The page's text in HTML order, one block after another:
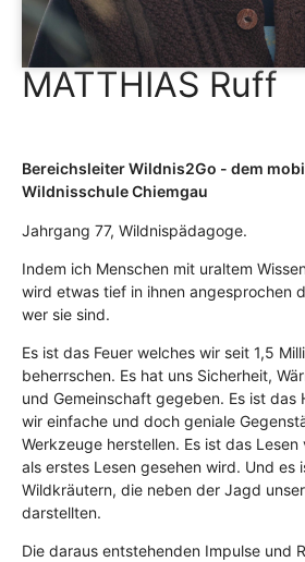
MATTHIAS Ruff
Bereichsleiter Wildnis2Go - dem
Wildnisschule Chiemgau
Jahrgang 77, Wildnispädagoge.
Indem ich Menschen mit uraltem
wird etwas tief in ihnen angesprochen
wer sie sind.
Es ist das Feuer welches wir seit 1,5
beherrschen. Es hat uns Sicherheit,
und Gemeinschaft gegeben. Es ist das
wir einfache und doch geniale
Werkzeuge herstellen. Es ist das
als erstes Lesen gesehen wird. Und es
Wildkräutern, die neben der Jagd
darstellten.
Die daraus entstehenden Impulse und